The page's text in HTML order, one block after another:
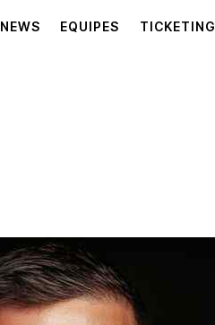
NEWS EQUIPES TICKETING